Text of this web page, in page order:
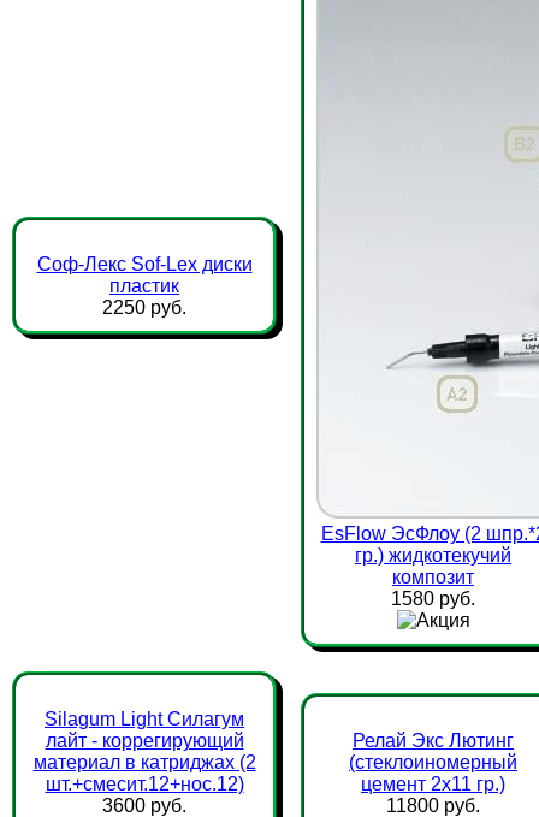
Соф-Лекс Sof-Lex диски
пластик
2250 руб.
EsFlow ЭсФлоу (2
гр.) жидкотекучий
композит
1580 руб.
Silagum Light Силагум
лайт - коррегирующий
материал в катриджах (2
шт.+смесит.12+нос.12)
3600 руб.
Релай Экс Лютинг
(стеклоиномерный
цемент 2х11 гр.)
11800 руб.